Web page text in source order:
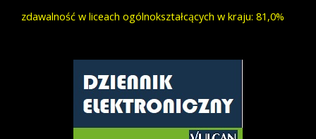
zdawalność w liceach ogólnokształcących w kraju: 81,0%